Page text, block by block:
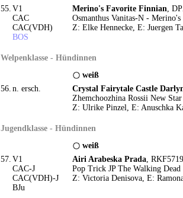
55. V1
CAC
CAC(VDH)
BOS
Merino's Favorite Finnian,
Osmanthus Vanitas-N - Merino's
Z: Elke Hennecke, E: Juergen
Welpenklasse - Hündinnen
weiß
56. n. ersch.
Crystal Fairytale Castle
Zhemchoozhina Rossii New
Z: Ulrike Pinzel, E: Anuschka
Jugendklasse - Hündinnen
weiß
57. V1
CAC-J
CAC(VDH)-J
BJu
Airi Arabeska Prada,
Pop Trick JP The Walking
Z: Victoria Denisova, E: